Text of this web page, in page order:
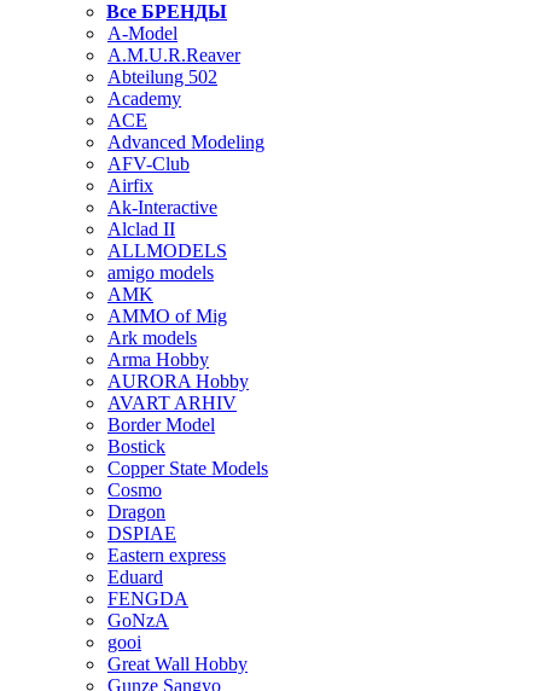
Все БРЕНДЫ
A-Model
A.M.U.R.Reaver
Abteilung 502
Academy
ACE
Advanced Modeling
AFV-Club
Airfix
Ak-Interactive
Alclad II
ALLMODELS
amigo models
AMK
AMMO of Mig
Ark models
Arma Hobby
AURORA Hobby
AVART ARHIV
Border Model
Bostick
Copper State Models
Cosmo
Dragon
DSPIAE
Eastern express
Eduard
FENGDA
GoNzA
gooi
Great Wall Hobby
Gunze Sangyo